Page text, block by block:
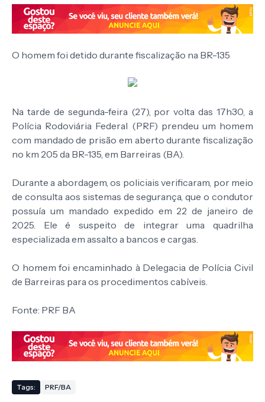
O homem foi detido durante fiscalização na BR-135
Na tarde de segunda-feira (27), por volta das 17h30, a
Polícia Rodoviária Federal (PRF) prendeu um homem
com mandado de prisão em aberto durante fiscalização
no km 205 da BR-135, em Barreiras (BA).
Durante a abordagem, os policiais verificaram, por meio
de consulta aos sistemas de segurança, que o condutor
possuía um mandado expedido em 22 de janeiro de
2025. Ele é suspeito de integrar uma quadrilha
especializada em assalto a bancos e cargas.
O homem foi encaminhado à Delegacia de Polícia Civil
de Barreiras para os procedimentos cabíveis.
Fonte: PRF BA
Tags: PRF/BA